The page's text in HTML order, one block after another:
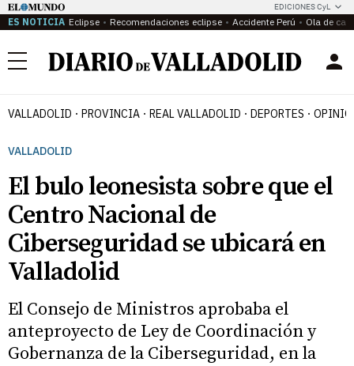
EDICIONES CyL
ES NOTICIA Eclipse Recomendaciones eclipse Accidente Perú Ola de
Menú
VALLADOLID PROVINCIA REAL VALLADOLID DEPORTES
VALLADOLID
El bulo leonesista sobre que el
Centro Nacional de
Ciberseguridad se ubicará en
Valladolid
El Consejo de Ministros aprobaba el
anteproyecto de Ley de Coordinación y
Gobernanza de la Ciberseguridad, en la